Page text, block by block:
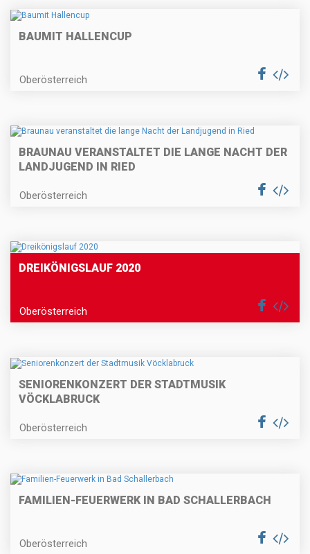
BAUMIT HALLENCUP
Oberösterreich
BRAUNAU VERANSTALTET DIE LANGE NACHT DER
LANDJUGEND IN RIED
Oberösterreich
DREIKÖNIGSLAUF 2020
Oberösterreich
SENIORENKONZERT DER STADTMUSIK
VÖCKLABRUCK
Oberösterreich
FAMILIEN-FEUERWERK IN BAD SCHALLERBACH
Oberösterreich